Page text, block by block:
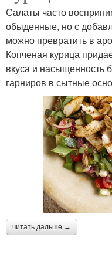
Салаты часто
обыденные, но с
можно превратить в
Копченая курица
вкуса и насыщенность
гарниров в сытные
читать дальше →